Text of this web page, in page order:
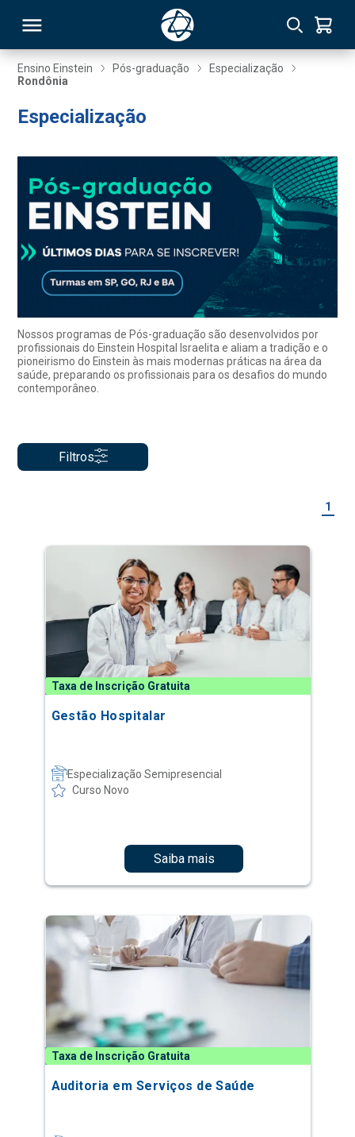
Ensino Einstein Pós-graduação
Especialização
Rondônia
Especialização
Nossos programas de Pós-graduação são desenvolvidos por
profissionais do Einstein Hospital Israelita e aliam a tradição e o
pioneirismo do Einstein às mais modernas práticas na área da
saúde, preparando os profissionais para os desafios do mundo
contemporâneo.
Filtros
1
Taxa de Inscrição Gratuita
Gestão Hospitalar
Especialização Semipresencial
Curso Novo
Saiba mais
Taxa de Inscrição Gratuita
Auditoria em Serviços de Saúde